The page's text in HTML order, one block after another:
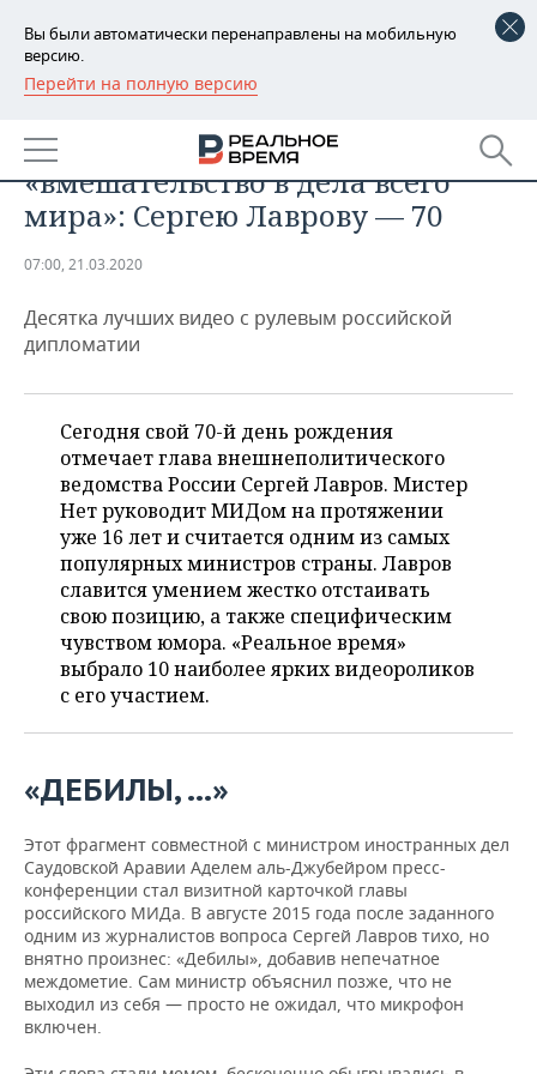
Вы были автоматически перенаправлены на мобильную
версию.
Перейти на полную версию
РЕГИОНЫ
БАШКОРТОСТАН
ТАТАРСТАН
НОВОСТИ
АНАЛИТИКА
ДЕКЛАРАЦИИ О ДОХОДАХ
КОРОЛИ ГОСЗАКАЗА ПФО
КОМУ ПРИНАДЛЕЖАТ
ТОРГОВЫЕ ЦЕНТРЫ
ТАТАРСТАНА
НОВОСТИ ЭКОНОМИКИ
ФИНАНСЫ
БЮДЖЕТ
ИНВЕСТИЦИИ
ПРОМЫШЛЕННОСТЬ
НОВОСТИ
АГРОПРОМ
МАШИНОСТРОЕНИЕ
НЕФТЕХИМИЯ
НЕФТЬ
ОПК
ЭНЕРГЕТИКА
НЕДВИЖИМОСТЬ
НОВОСТИ АВТО
БИЗНЕС
НОВОСТИ БИЗНЕСА
РОЗНИЧНАЯ ТОРГОВЛЯ
ТРАНСПОРТ
УСЛУГИ
ТЕХНОЛОГИИ
НОВОСТИ ТЕХНОЛОГИЙ
МЕДИА
МЕРОПРИЯТИЯ
НОВОСТИ МЕРОПРИЯТИЙ
ВЫЕЗДНАЯ РЕДАКЦИЯ
ONLINE-КОНФЕРЕНЦИИ
ОТКРЫТАЯ ЛЕКЦИЯ
СПОРТ
НОВОСТИ СПОРТА
ХОККЕЙ
БАСКЕТБОЛ
ВОЛЕЙБОЛ
КИБЕРСПОРТ
ФИГУРНОЕ КАТАНИЕ
ОБЩЕСТВО
ВЛАСТЬ
ИНФРАСТРУКТУРА
ИСТОРИЯ
КУЛЬТУРА
МЕДИЦИНА
СЮЖЕТЫ
СПРАВОЧНИК
СПИСОК ПЕРСОН
СПИСОК КОМПАНИЙ
ПОЛНАЯ ВЕРСИЯ
«Дебилы», «пусси» и
«вмешательство в дела всего
мира»: Сергею Лаврову — 70
07:00, 21.03.2020
Десятка лучших видео с рулевым российской
дипломатии
Сегодня свой 70-й день рождения
отмечает глава внешнеполитического
ведомства России Сергей Лавров. Мистер
Нет руководит МИДом на протяжении
уже 16 лет и считается одним из самых
популярных министров страны. Лавров
славится умением жестко отстаивать
свою позицию, а также специфическим
чувством юмора. «Реальное время»
выбрало 10 наиболее ярких видеороликов
с его участием.
«ДЕБИЛЫ, …»
Этот фрагмент совместной с министром иностранных дел
Саудовской Аравии Аделем аль-Джубейром пресс-
конференции стал визитной карточкой главы
российского МИДа. В августе 2015 года после заданного
одним из журналистов вопроса Сергей Лавров тихо, но
внятно произнес: «Дебилы», добавив непечатное
междометие. Сам министр объяснил позже, что не
выходил из себя — просто не ожидал, что микрофон
включен.